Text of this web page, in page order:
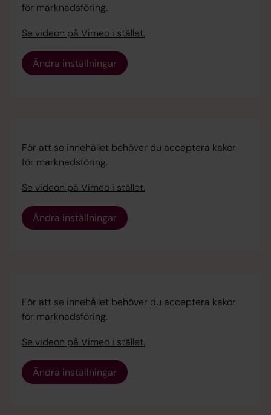
för marknadsföring.
Se videon på Vimeo i stället.
Ändra inställningar
För att se innehållet behöver du acceptera kakor
för marknadsföring.
Se videon på Vimeo i stället.
Ändra inställningar
För att se innehållet behöver du acceptera kakor
för marknadsföring.
Se videon på Vimeo i stället.
Ändra inställningar